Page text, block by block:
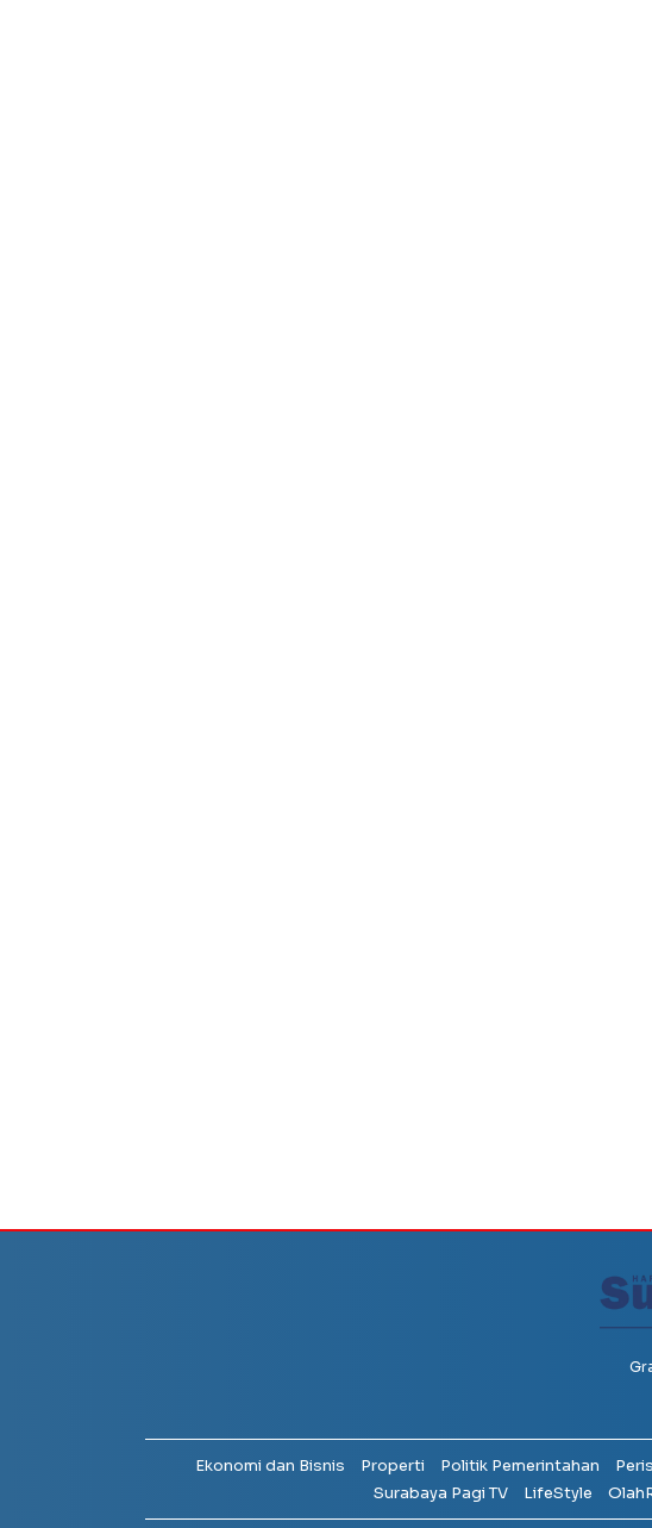
Ekonomi dan Bisnis Properti Politik Pemerintahan
Surabaya Pagi TV
LifeStyle